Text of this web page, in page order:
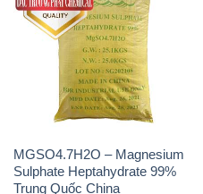
MGSO4.7H2O – Magnesium
Sulphate Heptahydrate 99%
Trung Quốc China